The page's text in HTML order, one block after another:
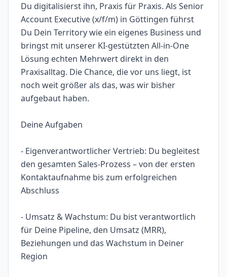
Du digitalisierst ihn, Praxis für Praxis. Als Senior
Account Executive (x/f/m) in Göttingen führst
Du Dein Territory wie ein eigenes Business und
bringst mit unserer KI-gestützten All-in-One
Lösung echten Mehrwert direkt in den
Praxisalltag. Die Chance, die vor uns liegt, ist
noch weit größer als das, was wir bisher
aufgebaut haben.
Deine Aufgaben
- Eigenverantwortlicher Vertrieb: Du begleitest
den gesamten Sales-Prozess – von der ersten
Kontaktaufnahme bis zum erfolgreichen
Abschluss
- Umsatz & Wachstum: Du bist verantwortlich
für Deine Pipeline, den Umsatz (MRR),
Beziehungen und das Wachstum in Deiner
Region